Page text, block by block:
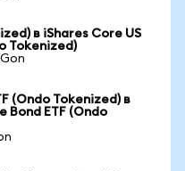
в iShares Core US
Tokenized)
(Ondo Tokenized) в
Bond ETF (Ondo